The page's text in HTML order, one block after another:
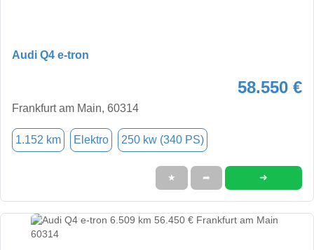
Audi Q4 e-tron
58.550 €
Frankfurt am Main, 60314
1.152 km Elektro 250 kw (340 PS)
★ ➦ ➜